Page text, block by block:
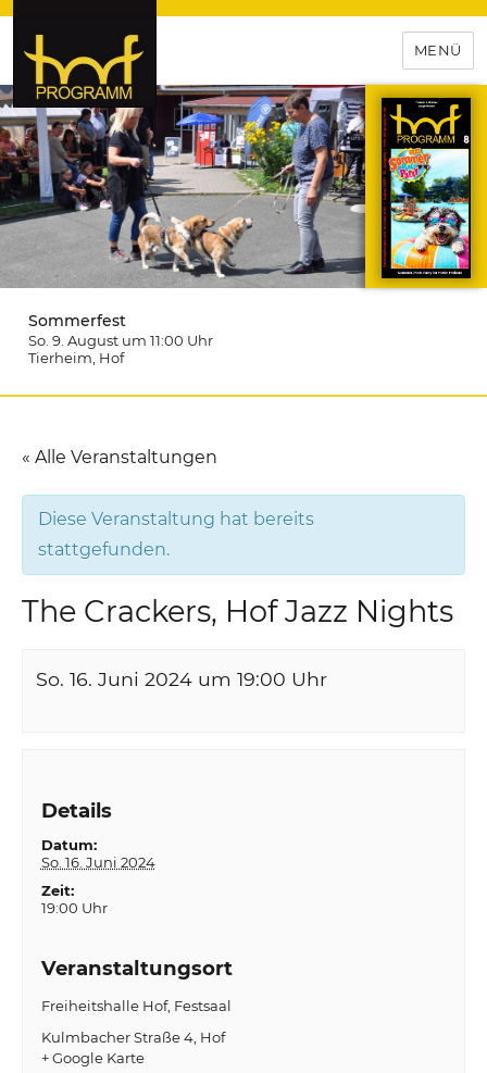
hof-programm – das
Veranstaltungsportal für
Hochfranken
MENÜ
Sommerfest
So. 9. August um 11:00 Uhr
Tierheim , Hof
« Alle Veranstaltungen
Diese Veranstaltung hat bereits
stattgefunden.
The Crackers, Hof Jazz Nights
So. 16. Juni 2024 um 19:00 Uhr
Details
Datum:
So. 16. Juni 2024
Zeit:
19:00 Uhr
Veranstaltungsort
Freiheitshalle Hof, Festsaal
Kulmbacher Straße 4 Hof
+ Google Karte